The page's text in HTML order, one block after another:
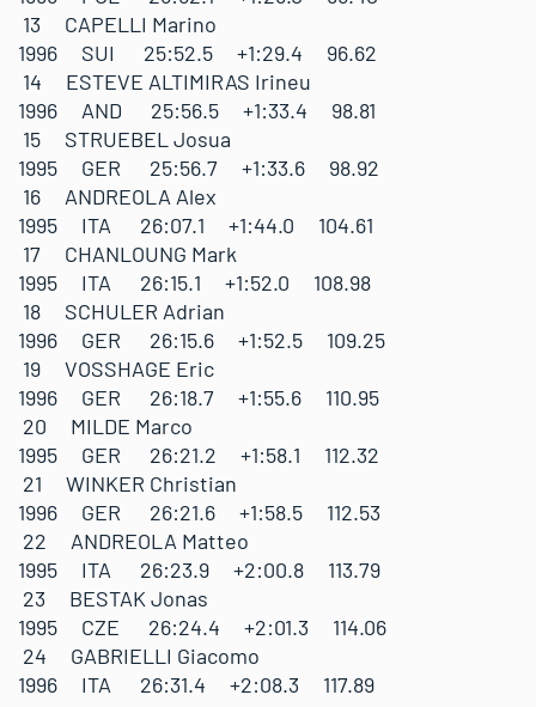
13 CAPELLI Marino
1996 SUI 25:52.5 +1:29.4 96.62
14 ESTEVE ALTIMIRAS Irineu
1996 AND 25:56.5 +1:33.4 98.81
15 STRUEBEL Josua
1995 GER 25:56.7 +1:33.6 98.92
16 ANDREOLA Alex
1995 ITA 26:07.1 +1:44.0 104.61
17 CHANLOUNG Mark
1995 ITA 26:15.1 +1:52.0 108.98
18 SCHULER Adrian
1996 GER 26:15.6 +1:52.5 109.25
19 VOSSHAGE Eric
1996 GER 26:18.7 +1:55.6 110.95
20 MILDE Marco
1995 GER 26:21.2 +1:58.1 112.32
21 WINKER Christian
1996 GER 26:21.6 +1:58.5 112.53
22 ANDREOLA Matteo
1995 ITA 26:23.9 +2:00.8 113.79
23 BESTAK Jonas
1995 CZE 26:24.4 +2:01.3 114.06
24 GABRIELLI Giacomo
1996 ITA 26:31.4 +2:08.3 117.89